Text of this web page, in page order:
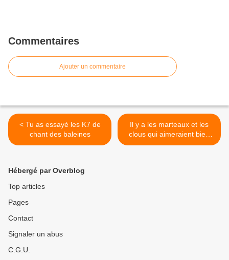
Commentaires
Ajouter un commentaire
< Tu as essayé les K7 de
chant des baleines
Il y a les marteaux et les
clous qui aimeraient bien
aider >
Hébergé par Overblog
Top articles
Pages
Contact
Signaler un abus
C.G.U.